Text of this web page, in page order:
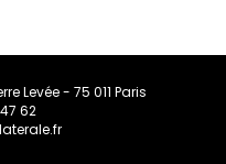
Levée - 75 011 Paris
62